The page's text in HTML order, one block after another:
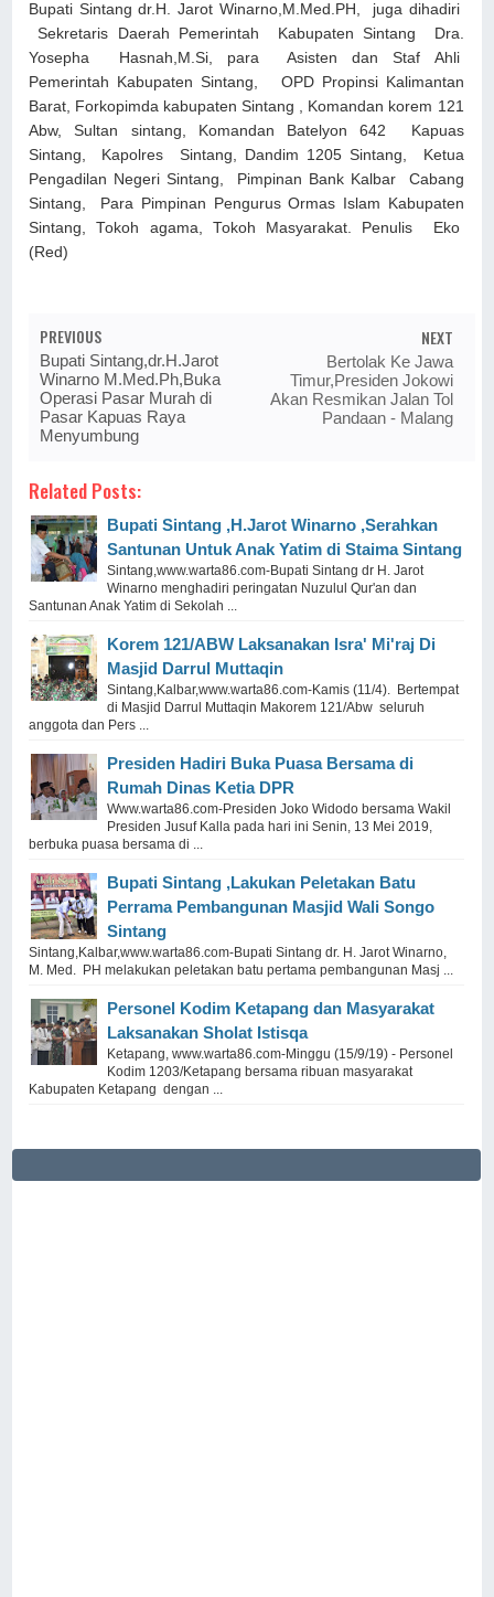
Bupati Sintang dr.H. Jarot Winarno,M.Med.PH, juga dihadiri
Sekretaris Daerah Pemerintah Kabupaten Sintang Dra.
Yosepha Hasnah,M.Si, para Asisten dan Staf Ahli
Pemerintah Kabupaten Sintang, OPD Propinsi Kalimantan
Barat, Forkopimda kabupaten Sintang , Komandan korem 121
Abw, Sultan sintang, Komandan Batelyon 642 Kapuas
Sintang, Kapolres Sintang, Dandim 1205 Sintang, Ketua
Pengadilan Negeri Sintang, Pimpinan Bank Kalbar Cabang
Sintang, Para Pimpinan Pengurus Ormas Islam Kabupaten
Sintang, Tokoh agama, Tokoh Masyarakat. Penulis Eko
(Red)
PREVIOUS
Bupati Sintang,dr.H.Jarot
Winarno M.Med.Ph,Buka
Operasi Pasar Murah di
Pasar Kapuas Raya
Menyumbung
NEXT
Bertolak Ke Jawa
Timur,Presiden Jokowi
Akan Resmikan Jalan Tol
Pandaan - Malang
Related Posts:
Bupati Sintang ,H.Jarot Winarno ,Serahkan
Santunan Untuk Anak Yatim di Staima Sintang
Sintang,www.warta86.com-Bupati Sintang dr H. Jarot
Winarno menghadiri peringatan Nuzulul Qur'an dan
Santunan Anak Yatim di Sekolah ...
Korem 121/ABW Laksanakan Isra' Mi'raj Di
Masjid Darrul Muttaqin
Sintang,Kalbar,www.warta86.com-Kamis (11/4). Bertempat
di Masjid Darrul Muttaqin Makorem 121/Abw seluruh
anggota dan Pers ...
Presiden Hadiri Buka Puasa Bersama di
Rumah Dinas Ketia DPR
Www.warta86.com-Presiden Joko Widodo bersama Wakil
Presiden Jusuf Kalla pada hari ini Senin, 13 Mei 2019,
berbuka puasa bersama di ...
Bupati Sintang ,Lakukan Peletakan Batu
Perrama Pembangunan Masjid Wali Songo
Sintang
Sintang,Kalbar,www.warta86.com-Bupati Sintang dr. H. Jarot Winarno,
M. Med. PH melakukan peletakan batu pertama pembangunan Masj ...
Personel Kodim Ketapang dan Masyarakat
Laksanakan Sholat Istisqa
Ketapang, www.warta86.com-Minggu (15/9/19) - Personel
Kodim 1203/Ketapang bersama ribuan masyarakat
Kabupaten Ketapang dengan ...